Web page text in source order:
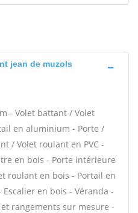
jean de muzols
- Volet battant / Volet
en aluminium - Porte /
/ Volet roulant en PVC -
en bois - Porte intérieure
roulant en bois - Portail en
en bois - Véranda -
rangements sur mesure -